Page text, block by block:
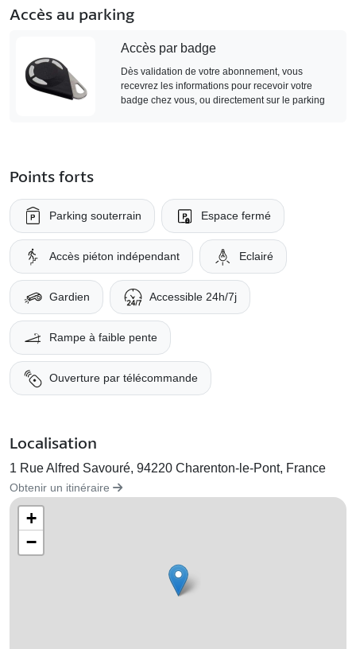
Accès au parking
Accès par badge
Dès validation de votre abonnement, vous
recevrez les informations pour recevoir votre
badge chez vous, ou directement sur le parking
Points forts
Parking souterrain Espace fermé
Accès piéton indépendant Eclairé
Gardien Accessible 24h/7j
Rampe à faible pente
Ouverture par télécommande
Localisation
1 Rue Alfred Savouré, 94220 Charenton-le-Pont, France
Obtenir un itinéraire
+
−